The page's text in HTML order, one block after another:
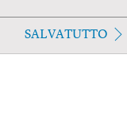
SALVATUTTO